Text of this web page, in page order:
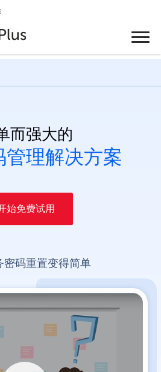
而强大的
管理解决方案
始免费试用
密码重置变得简单